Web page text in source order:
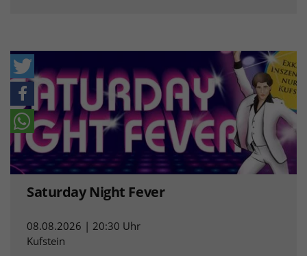
Saturday Night Fever
08.08.2026 | 20:30 Uhr
Kufstein